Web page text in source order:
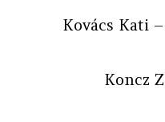
Kovács Kati
Koncz